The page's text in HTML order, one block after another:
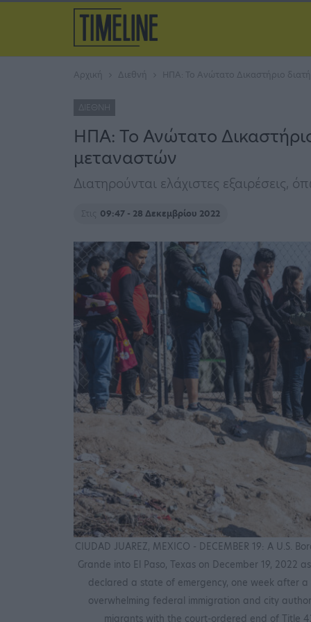
Αρχική Διεθνή ΗΠΑ: Το Ανώτατο Δικαστήριο
ΔΙΕΘΝΉ
ΗΠΑ: Το Ανώτατο
μεταναστών
Διατηρούνται ελάχιστες
Στις 09:47 - 28 Δεκεμβρίου 2022
CIUDAD JUAREZ, MEXICO - DECEMBER 19: A
Grande into El Paso, Texas on December 19, 2022
declared a state of emergency, one week after
overwhelming federal immigration and city
migrants with the court-ordered end of Title